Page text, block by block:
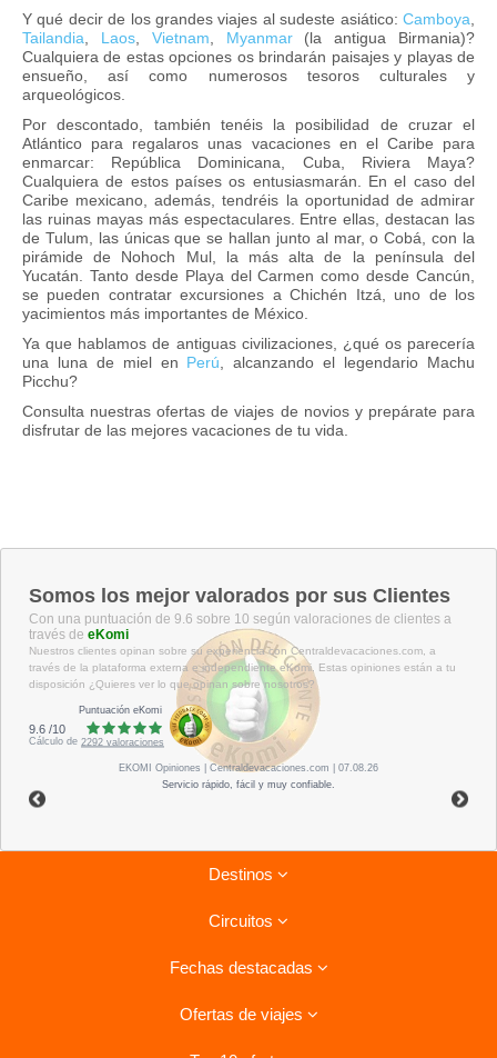
Y qué decir de los grandes viajes al sudeste asiático: Camboya
Tailandia
Laos, Vietnam Myanmar
(la antigua Birmania)?
Cualquiera de estas opciones os brindarán paisajes y playas de
ensueño, así­ como numerosos tesoros culturales y
arqueológicos.
Por descontado, también tenéis la posibilidad de cruzar el
Atlántico para regalaros unas vacaciones en el Caribe para
enmarcar: República Dominicana, Cuba, Riviera Maya?
Cualquiera de estos paí­ses os entusiasmarán. En el caso del
Caribe mexicano, además, tendréis la oportunidad de admirar
las ruinas mayas más espectaculares. Entre ellas, destacan las
de Tulum, las únicas que se hallan junto al mar, o Cobá, con la
pirámide de Nohoch Mul, la más alta de la pení­nsula del
Yucatán. Tanto desde Playa del Carmen como desde Cancún,
se pueden contratar excursiones a Chichén Itzá, uno de los
yacimientos más importantes de México.
Ya que hablamos de antiguas civilizaciones, ¿qué os parecerí­a
una luna de miel en Perú
alcanzando el legendario Machu
Picchu?
Consulta nuestras ofertas de viajes de novios y prepárate para
disfrutar de las mejores vacaciones de tu vida.
Somos los mejor valorados por sus Clientes
Con una puntuación de 9.6 sobre 10 según valoraciones de clientes a
través de eKomi
Nuestros clientes opinan sobre su experiencia con Centraldevacaciones.com, a
través de la plataforma externa e independiente eKomi. Estas opiniones están a tu
disposición ¿Quieres ver lo que opinan sobre nosotros?
Puntuación eKomi
9.6 /10
Cálculo de 2292 valoraciones
EKOMI Opiniones
| Centraldevacaciones.com | 07.08.26
Servicio rápido, fácil y muy confiable.
Destinos
Riviera Maya
Tenerife
Lanzarote
Circuitos
Combinados La Habana- Varadero
Circuitos por Italia
Circuitos por Vietnam
Fechas destacadas
Ofertas para el verano
Ofertas de viajes